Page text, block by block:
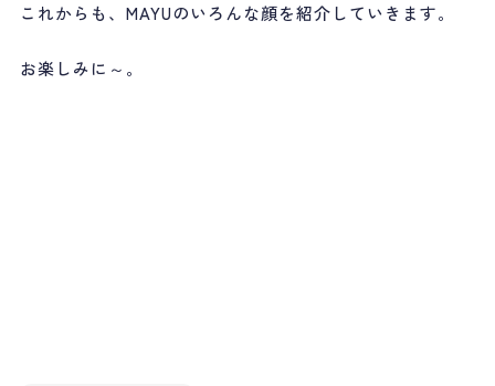
これからも、MAYUのいろんな顔を紹介していきます。
お楽しみに～。